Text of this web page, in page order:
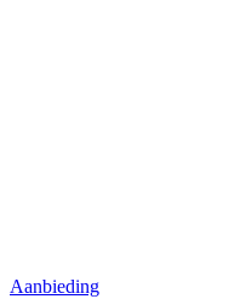
Aanbieding